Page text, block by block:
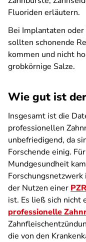
Fluoriden erläutern.
Bei Implantaten
sollten schonende
kommen und nicht
grobkörnige Salze.
Wie gut ist
Insgesamt ist die
professionellen
unbefriedigend, da
Forschende einig.
Mundgesundheit
Forschungsnetzwerk
der Nutzen einer
ist. Es ließ sich nicht
professionelle
die von den